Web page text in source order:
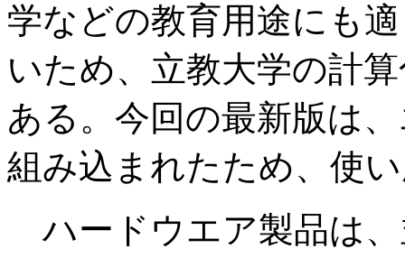
学などの教育用途にも
いため、立教大学の計
ある。今回の最新版は
組み込まれたため、使
ハードウエア製品は、